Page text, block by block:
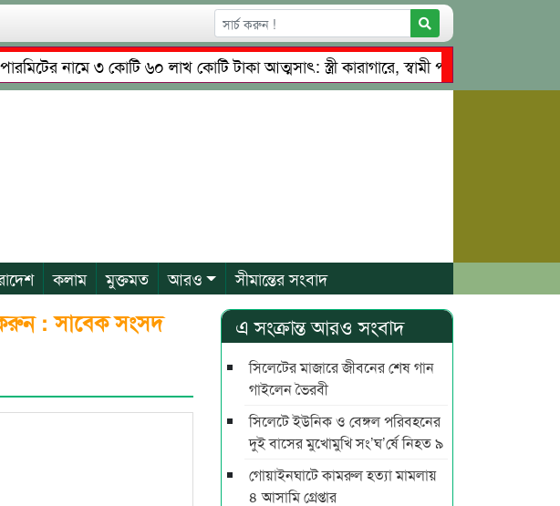
নামে ৩ কোটি ৬০ লাখ কোটি টাকা আত্মসাৎ: স্ত্রী কারাগারে, স্বামী পলাতক
আলিম উদ্দিনের নেতৃত্বে চাঁদাবাজি ও শ্রমিকদের মারধর নগরীতে কোটি টাকার
কলাম মুক্তমত আরও সীমান্তের সংবাদ
করুন : সাবেক সংসদ
এ সংক্রান্ত আরও সংবাদ
সিলেটের মাজারে জীবনের শেষ গান
গাইলেন ভৈরবী
সিলেটে ইউনিক ও বেঙ্গল পরিবহনের
দুই বাসের মুখোমুখি সং’ঘ’র্ষে নিহত ৯
গোয়াইনঘাটে কামরুল হত্যা মামলায়
৪ আসামি গ্রেপ্তার